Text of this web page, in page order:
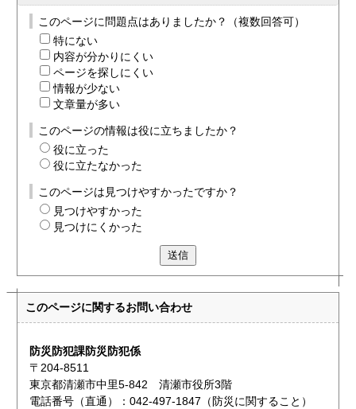
このページに問題点はありましたか？（複数回答可）
特にない
内容が分かりにくい
ページを探しにくい
情報が少ない
文章量が多い
このページの情報は役に立ちましたか？
役に立った
役に立たなかった
このページは見つけやすかったですか？
見つけやすかった
見つけにくかった
送信
このページに関するお問い合わせ
防災防犯課防災防犯係
〒204-8511
東京都清瀬市中里5-842 清瀬市役所3階
電話番号（直通）：042-497-1847（防災に関すること）